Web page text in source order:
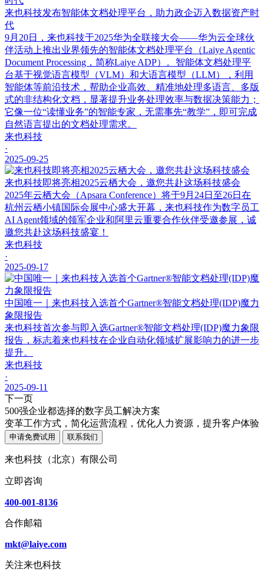
来也科技发布智能体文档处理平台，助力政企迈入数据资产时
代
9月20日，来也科技于2025华为全联接大会——华为云全球伙
伴活动上推出业界领先的智能体文档处理平台（Laiye Agentic
Document Processing，简称Laiye ADP）。智能体文档处理平
台基于视觉语言模型（VLM）和大语言模型（LLM），利用
智能体等前沿技术，帮助企业高效、精准地处理多语言、多版
式的非结构化文档，显著提升业务处理效率与数据决策能力；
它像一位“读懂业务”的智能专家，无需事先“教学”，即可完成
自然语言提出的文档处理需求。
来也科技
·
2025-09-25
来也科技即将亮相2025云栖大会，邀您共赴这场科技盛会
2025年云栖大会（Apsara Conference）将于9月24日至26日在
杭州云栖小镇国际会展中心盛大开幕，来也科技作为数字员工
AI Agent领域的领军企业和阿里云重要合作伙伴受邀参展，诚
邀您共赴这场科技盛宴！
来也科技
·
2025-09-17
中国唯一｜来也科技入选首个Gartner®智能文档处理(IDP)魔力
象限报告
来也科技首次参与即入选Gartner®智能文档处理(IDP)魔力象限
报告，标志着来也科技在企业自动化领域扩展影响力的进一步
提升。
来也科技
·
2025-09-11
下一页
500强企业都选择的数字员工解决方案
变革工作方式，简化运营流程，优化人力资源，提升客户体验
申请免费试用 联系我们
来也科技（北京）有限公司
立即咨询
400-001-8136
合作邮箱
mkt@laiye.com
关注来也科技